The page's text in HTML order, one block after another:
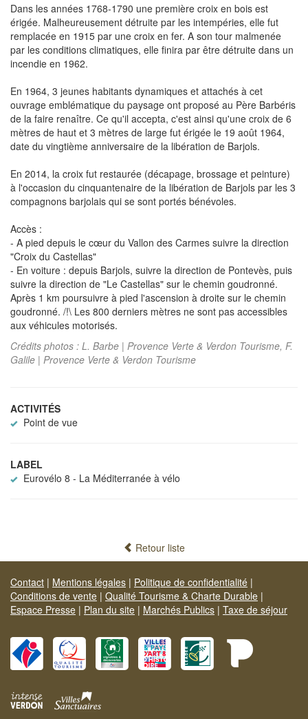
Dans les années 1768-1790 une première croix en bois est
érigée. Malheureusement détruite par les intempéries, elle fut
remplacée en 1915 par une croix en fer. A son tour malmenée
par les conditions climatiques, elle finira par être détruite dans un
incendie en 1962.
En 1964, 3 jeunes habitants dynamiques et attachés à cet
ouvrage emblématique du paysage ont proposé au Père Barbéris
de la faire renaître. Ce qu'il accepta, c'est ainsi qu'une croix de 6
mètres de haut et 3 mètres de large fut érigée le 19 août 1964,
date du vingtième anniversaire de la libération de Barjols.
En 2014, la croix fut restaurée (décapage, brossage et peinture)
à l'occasion du cinquantenaire de la libération de Barjols par les 3
compagnons barjolais qui se sont portés bénévoles.
Accès :
- A pied depuis le cœur du Vallon des Carmes suivre la direction
"Croix du Castellas"
- En voiture : depuis Barjols, suivre la direction de Pontevès, puis
suivre la direction de "Le Castellas" sur le chemin goudronné.
Après 1 km poursuivre à pied l'ascension à droite sur le chemin
goudronné. /!\ Les 800 derniers mètres ne sont pas accessibles
aux véhicules motorisés.
Crédits photos : L. Barbe | Provence Verte & Verdon Tourisme, F.
Galile | Provence Verte & Verdon Tourisme
ACTIVITÉS
Point de vue
LABEL
Eurovélo 8 - La Méditerranée à vélo
Retour liste
Contact | Mentions légales | Politique de confidentialité |
Conditions de vente | Qualité Tourisme & Charte Durable |
Espace Presse | Plan du site | Marchés Publics | Taxe de séjour